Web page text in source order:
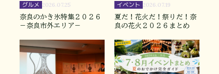
グルメ 2026.07.25
奈良のかき氷特集２０２６
－奈良市外エリア－
イベント 2026.07.19
夏だ！花火だ！祭りだ！奈
良の花火２０２６まとめ